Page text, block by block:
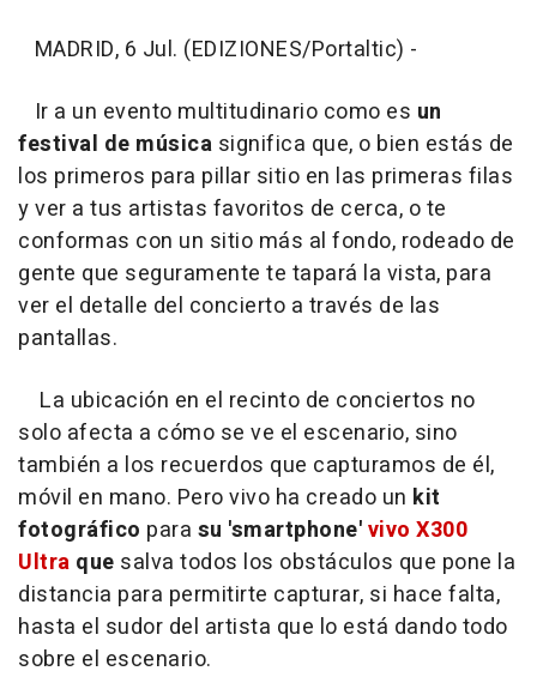
MADRID, 6 Jul. (EDIZIONES/Portaltic) -
Ir a un evento multitudinario como es un
festival de música significa que, o bien estás de
los primeros para pillar sitio en las primeras filas
y ver a tus artistas favoritos de cerca, o te
conformas con un sitio más al fondo, rodeado de
gente que seguramente te tapará la vista, para
ver el detalle del concierto a través de las
pantallas.
La ubicación en el recinto de conciertos no
solo afecta a cómo se ve el escenario, sino
también a los recuerdos que capturamos de él,
móvil en mano. Pero vivo ha creado un kit
fotográfico para su 'smartphone'vivo X300
Ultra que salva todos los obstáculos que pone la
distancia para permitirte capturar, si hace falta,
hasta el sudor del artista que lo está dando todo
sobre el escenario.